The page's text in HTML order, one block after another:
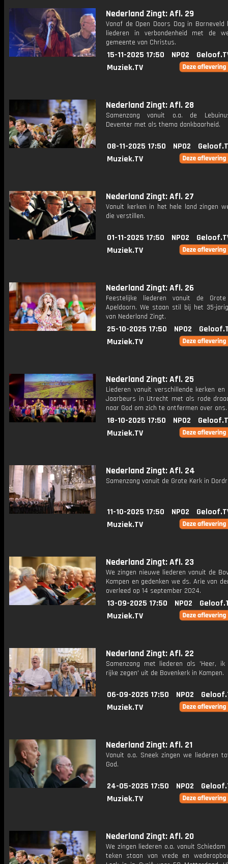
Nederland Zingt: Afl. 29
Vanaf de Open Doors Dag in Barneveld
liederen in verbondenheid met de
gemeente van Christus.
15-11-2025 17:50 NPO2
Muziek.TV
Nederland Zingt: Afl. 28
Samenzang vanuit o.a. de
Deventer met als thema dankbaarheid.
08-11-2025 17:50 NPO2
Muziek.TV
Nederland Zingt: Afl. 27
Vanuit kerken in het hele land zingen
die verstillen.
01-11-2025 17:50 NPO2
Muziek.TV
Nederland Zingt: Afl. 26
Feestelijke liederen vanuit de
Apeldoorn. We staan stil bij het 35-
van Nederland Zingt.
25-10-2025 17:50 NPO2
Muziek.TV
Nederland Zingt: Afl. 25
Liederen vanuit verschillende kerken
Jaarbeurs in Utrecht met als rode
naar God om zich te ontfermen over ons.
18-10-2025 17:50 NPO2
Muziek.TV
Nederland Zingt: Afl. 24
Samenzang vanuit de Grote Kerk in
11-10-2025 17:50 NPO2
Muziek.TV
Nederland Zingt: Afl. 23
We zingen nieuwe liederen vanuit de
Kampen en gedenken we ds. Arie van
overleed op 14 september 2024.
13-09-2025 17:50 NPO2
Muziek.TV
Nederland Zingt: Afl. 22
Samenzang met liederen als 'Heer,
rijke zegen' uit de Bovenkerk in Kampen.
06-09-2025 17:50 NPO2
Muziek.TV
Nederland Zingt: Afl. 21
Vanuit o.a. Sneek zingen we liederen
God.
24-05-2025 17:50 NPO2
Muziek.TV
Nederland Zingt: Afl. 20
We zingen liederen o.a. vanuit
teken staan van vrede en